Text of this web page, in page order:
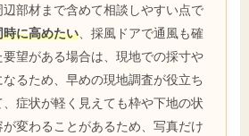
部材まで含めて相談しやすい点で
に高めたい 、採風ドアで通風も確
望がある場合は、現地での採寸や
るため、早めの現地調査が役立ち
、症状が軽く見えても枠や下地の状
変わることがあるため、写真だけ